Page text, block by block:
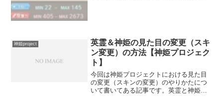
神姫project
英霊＆神姫の見た目の変更（スキ
ン変更）の方法【神姫プロジェク
ト】
今回は神姫プロジェクトにおける見た目
の変更（スキンの変更）のやりかたにつ
いて書いてある記事です。英霊と神姫で